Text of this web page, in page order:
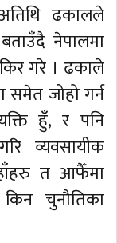
ढकालले
नेपालमा
गरे । ढकाले
समेत जोहो गर्न
हुँ, र पनि
व्यवसायीक
त आफैँमा
चुनौतिका